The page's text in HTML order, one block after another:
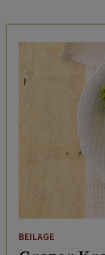
BEILAGE